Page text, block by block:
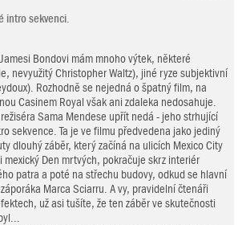
intro sekvenci.
Bondovi mám mnoho výtek, některé
nevyužitý Christopher Waltz), jiné ryze subjektivní
Rozhodně se nejedná o špatný film, na
Casinem Royal však ani zdaleka nedosahuje.
Sama Mendese upřít nedá - jeho strhující
sekvence. Ta je ve filmu předvedena jako jediný
dlouhý záběr, který začíná na ulicích Mexico City
Den mrtvých, pokračuje skrz interiér
patra a poté na střechu budovy, odkud se hlavní
Marca Sciarru. A vy, pravidelní čtenáři
už asi tušíte, že ten záběr ve skutečnosti